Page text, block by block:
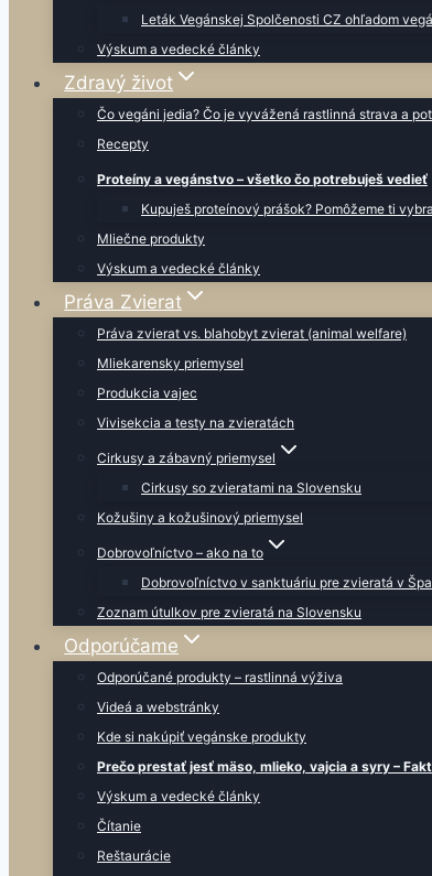
Leták Vegánskej Spolčenosti CZ ohľadom
Výskum a vedecké články
Zdravý život
Čo vegáni jedia? Čo je vyvážená rastlinná strava a
Recepty
Proteíny a vegánstvo – všetko čo potrebuješ vedieť
Kupuješ proteínový prášok? Pomôžeme ti
Mliečne produkty
Výskum a vedecké články
Práva Zvierat
Práva zvierat vs. blahobyt zvierat (animal welfare)
Mliekarensky priemysel
Produkcia vajec
Vivisekcia a testy na zvieratách
Cirkusy a zábavný priemysel
Cirkusy so zvieratami na Slovensku
Kožušiny a kožušinový priemysel
Dobrovoľníctvo – ako na to
Dobrovoľníctvo v sanktuáriu pre zvieratá v
Zoznam útulkov pre zvieratá na Slovensku
Odporúčame
Odporúčané produkty – rastlinná výživa
Videá a webstránky
Kde si nakúpiť vegánske produkty
Prečo prestať jesť mäso, mlieko, vajcia a syry –
Výskum a vedecké články
Čítanie
Reštaurácie